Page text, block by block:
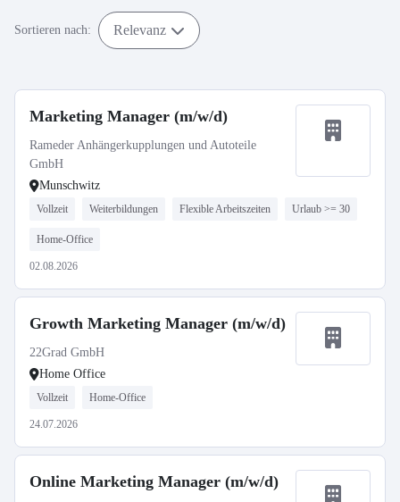
Sortieren nach: Relevanz
Marketing Manager (m/w/d)
Rameder Anhängerkupplungen und Autoteile
GmbH
Munschwitz
Vollzeit Weiterbildungen Flexible Arbeitszeiten Urlaub >= 30
Home-Office
02.08.2026
Growth Marketing Manager (m/w/d)
22Grad GmbH
Home Office
Vollzeit Home-Office
24.07.2026
Online Marketing Manager (m/w/d)